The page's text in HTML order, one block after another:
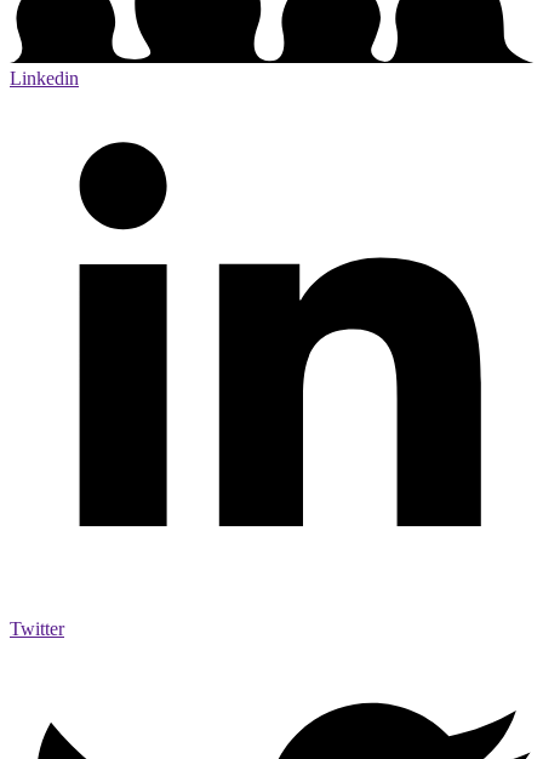
Linkedin
Twitter